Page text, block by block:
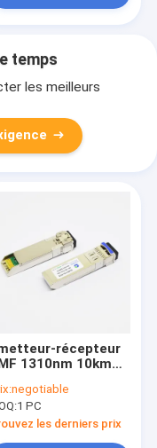
temps
les meilleurs
récepteur
1310nm 10km
10G SFP+
negotiable
1 PC
les derniers prix